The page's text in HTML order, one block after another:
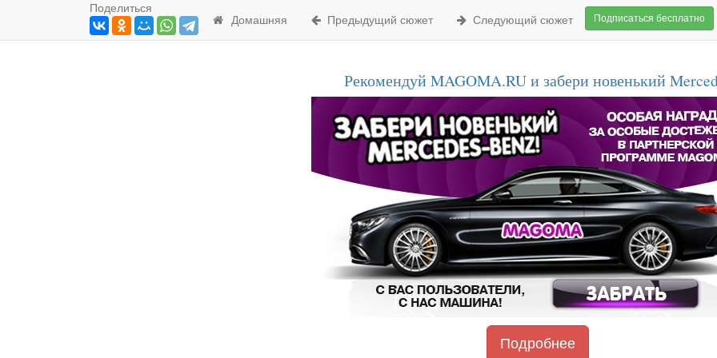
Поделиться
Домашняя
Предыдущий сюжет Следующий сюжет Подписаться бесплатно
Рекомендуй MAGOMA.RU и забери новенький
Подробнее